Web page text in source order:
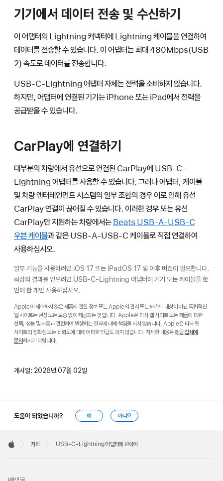
기기에서 데이터 전송 및 수신하기
이 어댑터의 Lightning 커넥터에 Lightning 케이블을 연결하여
데이터를 전송할 수 있습니다. 이 어댑터는 최대 480Mbps(USB
2) 속도로 데이터를 전송합니다.
USB-C-Lightning 어댑터 자체는 전력을 소비하지 않습니다.
하지만, 어댑터에 연결된 기기는 iPhone 또는 iPad에서 전력을
공급받을 수 있습니다.
CarPlay에 연결하기
대부분의 차량에서 유선으로 연결된 CarPlay에 USB-C-
Lightning 어댑터를 사용할 수 있습니다. 그러나 어댑터, 케이블
및 차량 엔터테인먼트 시스템의 일부 조합의 경우 이로 인해 유선
CarPlay 연결이 끊어질 수 있습니다. 이러한 경우 또는 유선
CarPlay만 지원하는 차량에서는 Beats USB-A-USB-C
우븐 케이블과 같은 USB-A-USB-C 케이블로 직접 연결하여
사용하십시오.
일부 기능을 사용하려면 iOS 17 또는 iPadOS 17 및 이후 버전이 필요합니다.
최상의 결과를 얻으려면 USB-C-Lightning 어댑터에 기기 또는 케이블을 한
번에 한 개만 사용하십시오.
Apple이 제조하지 않은 제품에 관한 정보 또는 Apple의 관리 또는 테스트 대상이 아닌 독립적인
웹 사이트는 권장 또는 보증 없이 제공되는 것입니다. Apple은 타사 웹 사이트 또는 제품에 대한
선택, 성능 및 사용과 관련하여 발생하는 결과에 대해 책임을 지지 않습니다. Apple은 타사 웹
사이트의 정확성 또는 신뢰도에 대해 어떠한 언급도 하지 않습니다. 자세한 내용은해당 업체에
문의하시기 바랍니다.
게시일: 2026년 07월 02일
도움이 되었습니까? 예 아니요
Footer

지원 USB-C-Lightning 어댑터에 관하여